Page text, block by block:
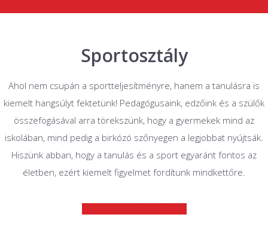
Sportosztály
Ahol nem csupán a sportteljesítményre, hanem a tanulásra is
kiemelt hangsúlyt fektetünk! Pedagógusaink, edzőink és a szülők
összefogásával arra törekszünk, hogy a gyermekek mind az
iskolában, mind pedig a birkózó szőnyegen a legjobbat nyújtsák.
Hiszünk abban, hogy a tanulás és a sport egyaránt fontos az
életben, ezért kiemelt figyelmet fordítunk mindkettőre.